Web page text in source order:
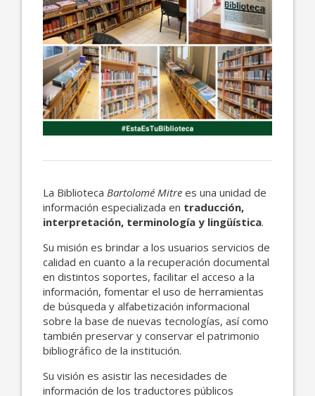
La Biblioteca Bartolomé Mitre es una unidad de
información especializada en traducción,
interpretación, terminología y lingüística.
Su misión es brindar a los usuarios servicios de
calidad en cuanto a la recuperación documental
en distintos soportes, facilitar el acceso a la
información, fomentar el uso de herramientas
de búsqueda y alfabetización informacional
sobre la base de nuevas tecnologías, así como
también preservar y conservar el patrimonio
bibliográfico de la institución.
Su visión es asistir las necesidades de
información de los traductores públicos